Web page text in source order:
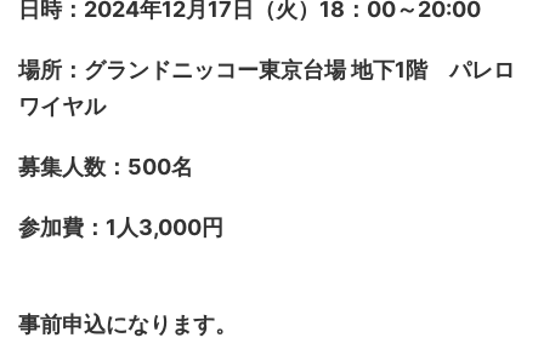
日時：2024年12月17日（火）18：00～20:00
場所：グランドニッコー東京台場 地下1階 パレロ
ワイヤル
募集人数：500名
参加費：1人3,000円
事前申込になります。